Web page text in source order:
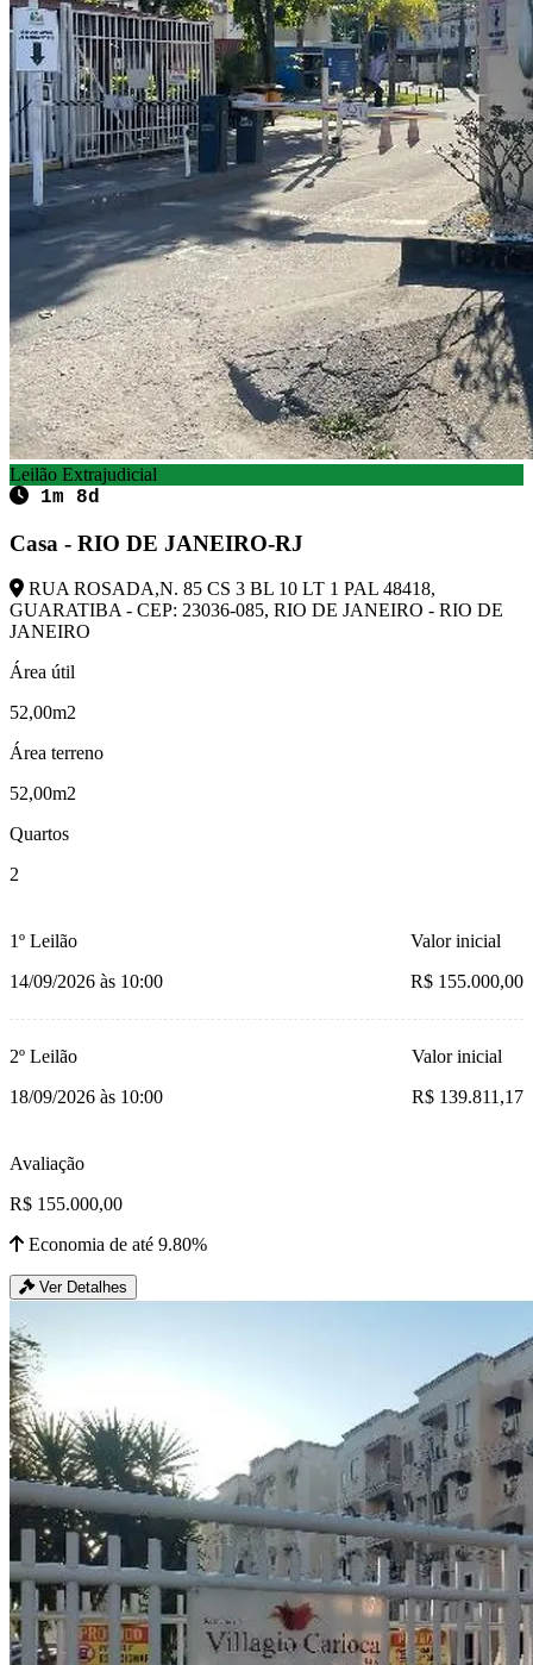
Leilão Extrajudicial
1m 8d
Casa - RIO DE JANEIRO-RJ
RUA ROSADA,N. 85 CS 3 BL 10 LT 1 PAL 48418,
GUARATIBA - CEP: 23036-085, RIO DE JANEIRO - RIO DE
JANEIRO
Área útil
52,00m2
Área terreno
52,00m2
Quartos
2
1º Leilão
14/09/2026 às 10:00
Valor inicial
R$ 155.000,00
2º Leilão
18/09/2026 às 10:00
Valor inicial
R$ 139.811,17
Avaliação
R$ 155.000,00
Economia de até 9.80%
Ver Detalhes